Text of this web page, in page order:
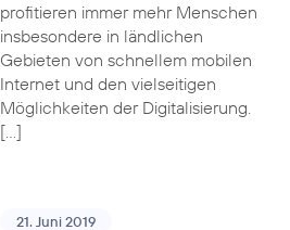
profitieren immer mehr Menschen
insbesondere in ländlichen
Gebieten von schnellem mobilen
Internet und den vielseitigen
Möglichkeiten der Digitalisierung.
[…]
21. Juni 2019